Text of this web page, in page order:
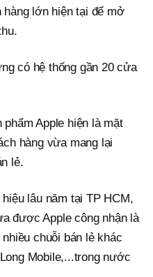
hàng lớn hiện tại để mở
có hệ thống gần 20 cửa
Apple hiện là mặt
hàng vừa mang lại
lẻ.
lâu năm tại TP HCM,
được Apple công nhận là
chuỗi bán lẻ khác
Mobile,...trong nước